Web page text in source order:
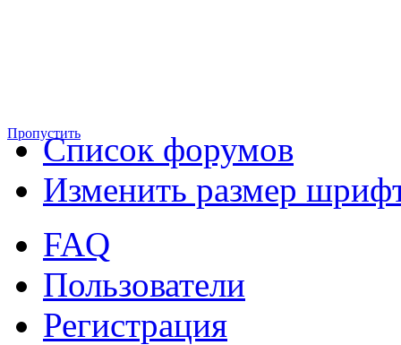
ПропуститьСписок форумов
Изменить размер
FAQ
Пользователи
Регистрация